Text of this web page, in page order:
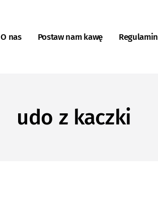
O nas Postaw nam kawę Regulamin
udo z kaczki